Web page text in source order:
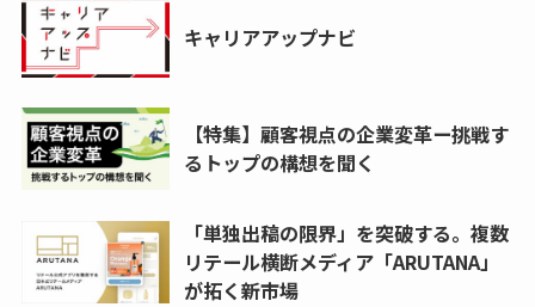
キャリアアップナビ
【特集】顧客視点の企業変革ー挑戦す
るトップの構想を聞く
「単独出稿の限界」を突破する。複数
リテール横断メディア「ARUTANA」
が拓く新市場